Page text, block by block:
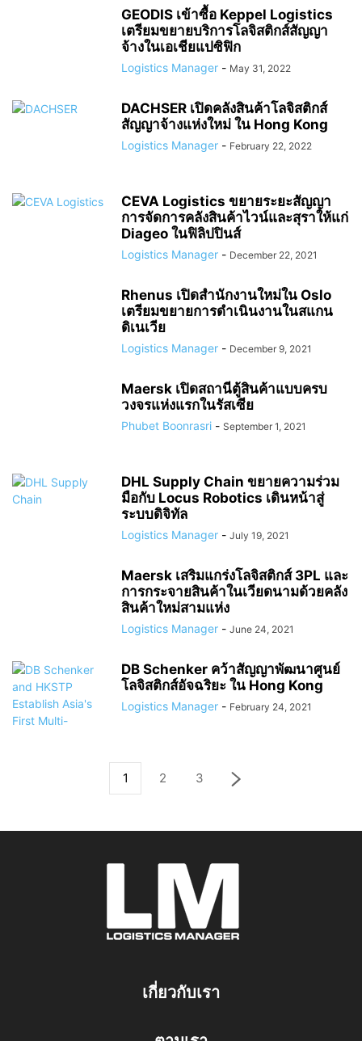
GEODIS เข้าซื้อ Keppel Logistics
เตรียมขยายบริการโลจิสติกส์สัญญา
จ้างในเอเชียแปซิฟิก
Logistics Manager - May 31, 2022
DACHSER เปิดคลังสินค้าโลจิสติกส์
สัญญาจ้างแห่งใหม่ ใน Hong Kong
Logistics Manager - February 22, 2022
CEVA Logistics ขยายระยะสัญญา
การจัดการคลังสินค้าไวน์และสุราให้แก่
Diageo ในฟิลิปปินส์
Logistics Manager - December 22, 2021
Rhenus เปิดสำนักงานใหม่ใน Oslo
เตรียมขยายการดำเนินงานในสแกน
ดิเนเวีย
Logistics Manager - December 9, 2021
Maersk เปิดสถานีตู้สินค้าแบบครบ
วงจรแห่งแรกในรัสเซีย
Phubet Boonrasri - September 1, 2021
DHL Supply Chain ขยายความร่วม
มือกับ Locus Robotics เดินหน้าสู่
ระบบดิจิทัล
Logistics Manager - July 19, 2021
Maersk เสริมแกร่งโลจิสติกส์ 3PL และ
การกระจายสินค้าในเวียดนามด้วยคลัง
สินค้าใหม่สามแห่ง
Logistics Manager - June 24, 2021
DB Schenker คว้าสัญญาพัฒนาศูนย์
โลจิสติกส์อัจฉริยะ ใน Hong Kong
Logistics Manager - February 24, 2021
1 2 3
เกี่ยวกับเรา